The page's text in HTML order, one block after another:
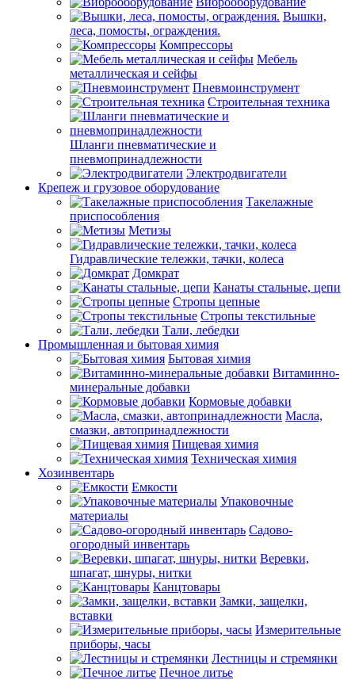
Вышки,
леса, помосты, ограждения.
Компрессоры
Мебель
металлическая и сейфы
Пневмоинструмент
Строительная техника
Шланги пневматические и
пневмопринадлежности
Электродвигатели
Крепеж и грузовое оборудование
Такелажные
приспособления
Метизы
Гидравлические тележки, тачки, колеса
Домкрат
Канаты стальные, цепи
Стропы цепные
Стропы текстильные
Тали, лебедки
Промышленная и бытовая химия
Бытовая химия
Витаминно-
минеральные добавки
Кормовые добавки
Масла,
смазки, автопринадлежности
Пищевая химия
Техническая химия
Хозинвентарь
Емкости
Упаковочные
материалы
Садово-
огородный инвентарь
Веревки,
шпагат, шнуры, нитки
Канцтовары
Замки, защелки,
вставки
Измерительные
приборы, часы
Лестницы и стремянки
Печное литье